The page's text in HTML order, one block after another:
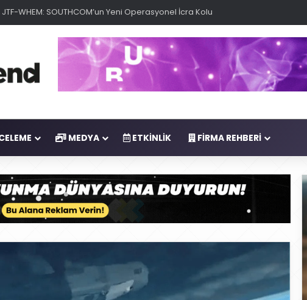
JTF-WHEM: SOUTHCOM’un Yeni Operasyonel İcra Kolu
MEDYA ETKINLIK FIRMA REHBERI